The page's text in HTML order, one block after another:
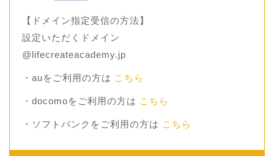
【ドメイン指定受信の方法】
設定いただくドメイン
@lifecreateacademy.jp
・auをご利用の方は こちら
・docomoをご利用の方は こちら
・ソフトバンクをご利用の方は こちら